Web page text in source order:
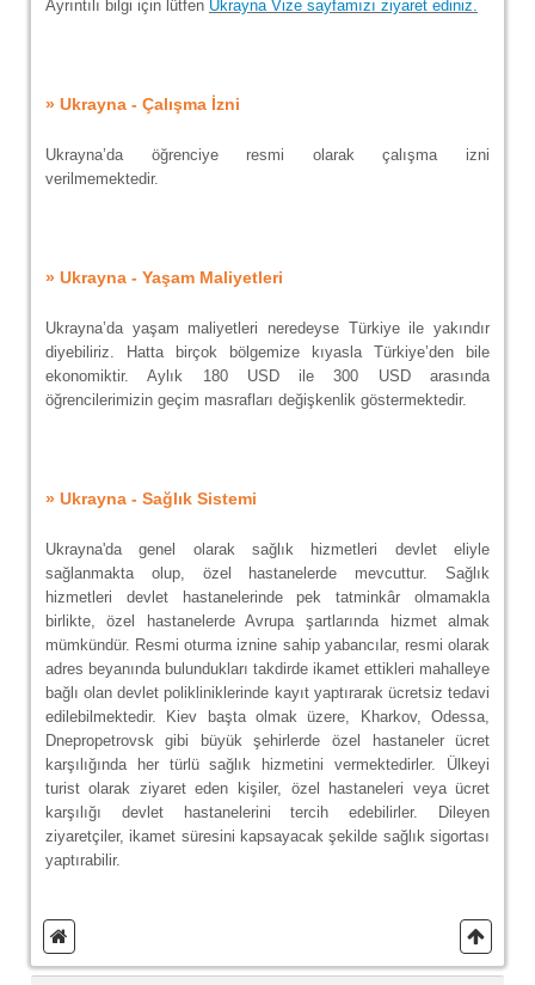
Ayrıntılı bilgi için lütfen Ukrayna Vize sayfamızı ziyaret ediniz.
» Ukrayna - Çalışma İzni
Ukrayna’da öğrenciye resmi olarak çalışma izni
verilmemektedir.
» Ukrayna - Yaşam Maliyetleri
Ukrayna’da yaşam maliyetleri neredeyse Türkiye ile yakındır
diyebiliriz. Hatta birçok bölgemize kıyasla Türkiye’den bile
ekonomiktir. Aylık 180 USD ile 300 USD arasında
öğrencilerimizin geçim masrafları değişkenlik göstermektedir.
» Ukrayna - Sağlık Sistemi
Ukrayna'da genel olarak sağlık hizmetleri devlet eliyle
sağlanmakta olup, özel hastanelerde mevcuttur. Sağlık
hizmetleri devlet hastanelerinde pek tatminkâr olmamakla
birlikte, özel hastanelerde Avrupa şartlarında hizmet almak
mümkündür. Resmi oturma iznine sahip yabancılar, resmi olarak
adres beyanında bulundukları takdirde ikamet ettikleri mahalleye
bağlı olan devlet polikliniklerinde kayıt yaptırarak ücretsiz tedavi
edilebilmektedir. Kiev başta olmak üzere, Kharkov, Odessa,
Dnepropetrovsk gibi büyük şehirlerde özel hastaneler ücret
karşılığında her türlü sağlık hizmetini vermektedirler. Ülkeyi
turist olarak ziyaret eden kişiler, özel hastaneleri veya ücret
karşılığı devlet hastanelerini tercih edebilirler. Dileyen
ziyaretçiler, ikamet süresini kapsayacak şekilde sağlık sigortası
yaptırabilir.